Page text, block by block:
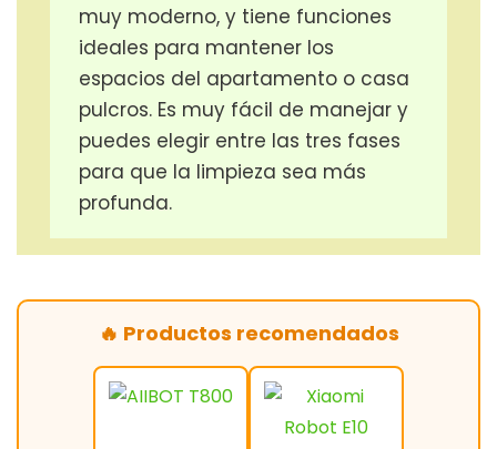
muy moderno, y tiene funciones
ideales para mantener los
espacios del apartamento o casa
pulcros. Es muy fácil de manejar y
puedes elegir entre las tres fases
para que la limpieza sea más
profunda.
🔥 Productos recomendados